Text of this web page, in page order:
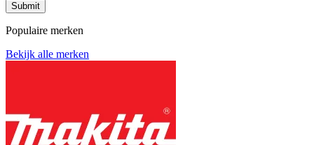
Submit
Populaire merken
Bekijk alle merken